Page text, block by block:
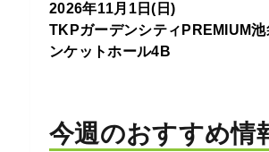
2026年11月1日(日)
TKPガーデンシティPREMIUM池
ンケットホール4B
今週のおすすめ情